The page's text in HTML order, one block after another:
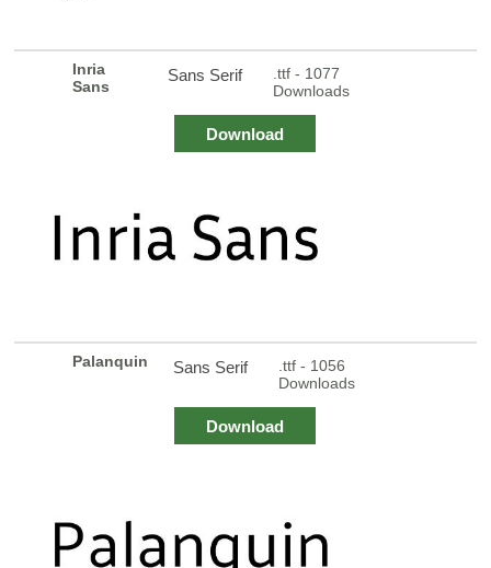
Inria
Sans
Sans Serif
.ttf - 1077
Downloads
Download
Palanquin Sans Serif
.ttf - 1056
Downloads
Download